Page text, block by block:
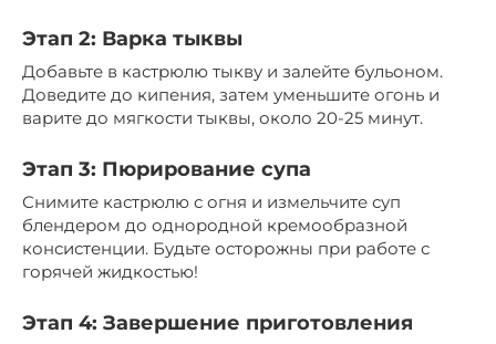
Этап 2: Варка тыквы
Добавьте в кастрюлю тыкву и залейте бульоном.
Доведите до кипения, затем уменьшите огонь и
варите до мягкости тыквы, около 20-25 минут.
Этап 3: Пюрирование супа
Снимите кастрюлю с огня и измельчите суп
блендером до однородной кремообразной
консистенции. Будьте осторожны при работе с
горячей жидкостью!
Этап 4: Завершение приготовления